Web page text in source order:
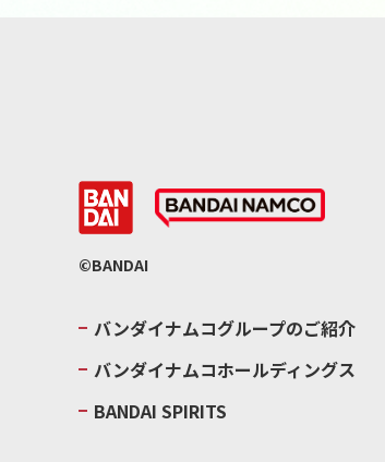
©BANDAI
バンダイナムコグループのご紹介
バンダイナムコホールディングス
BANDAI SPIRITS